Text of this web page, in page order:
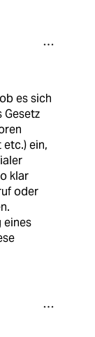
es sich
Gesetz
etc.) ein,
klar
oder
eines